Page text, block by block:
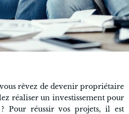
rêvez de devenir propriétaire
réaliser un investissement pour
? Pour réussir vos projets, il est